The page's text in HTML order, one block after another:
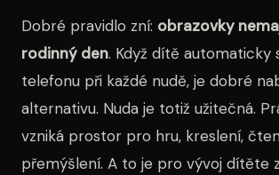
Dobré pravidlo zní: obrazovky
rodinný den. Když dítě automaticky
telefonu při každé nudě, je dobré
alternativu. Nuda je totiž užitečná.
vzniká prostor pro hru, kreslení,
přemýšlení. A to je pro vývoj dítěte